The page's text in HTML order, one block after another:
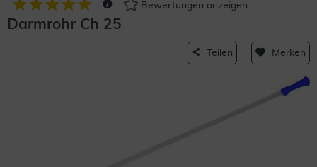
Bewertungen anzeigen
Darmrohr Ch 25
Teilen Merken